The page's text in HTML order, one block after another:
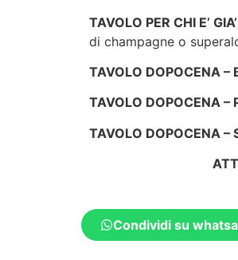
TAVOLO PER CHI E’
di champagne o
TAVOLO DOPOCENA –
TAVOLO DOPOCENA –
TAVOLO DOPOCENA –
Condividi su